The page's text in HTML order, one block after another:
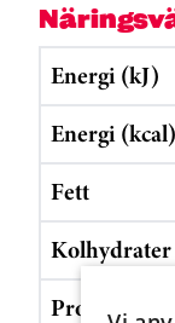
Energi (kJ)
Energi (kcal)
Fett
Kolhydrater
Protein